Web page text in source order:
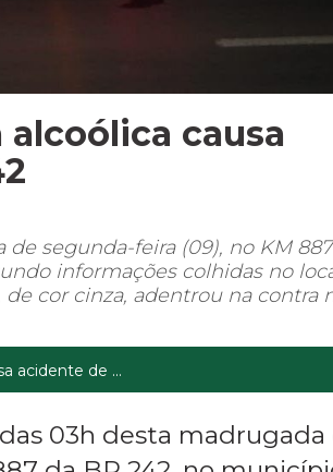
causa
segunda-feira (09), no KM
informações colhidas no
cor cinza, adentrou na contra